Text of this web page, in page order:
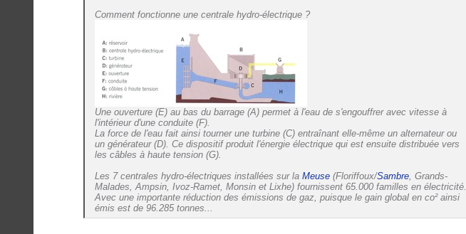
Comment fonctionne une centrale hydro-électrique ?
Une ouverture (E) au bas du barrage (A) permet à l'eau de s'engouffrer avec vitesse à
l'intérieur d'une conduite (F).
La force de l'eau fait ainsi tourner une turbine (C) entraînant elle-même un alternateur ou
un générateur (D). Ce dispositif produit l'énergie électrique qui est ensuite distribuée vers
les câbles à haute tension (G).
Les 7 centrales hydro-électriques installées sur la Meuse (Floriffoux/Sambre, Grands-
Malades, Ampsin, Ivoz-Ramet, Monsin et Lixhe) fournissent 65.000 familles en électricité.
Avec une importante réduction des émissions de gaz, puisque le gain global en co² ainsi
émis est de 96.285 tonnes...